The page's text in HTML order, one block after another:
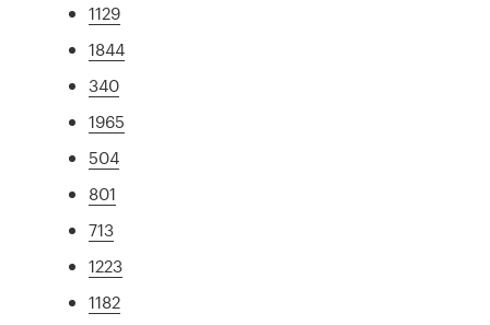
1129
1844
340
1965
504
801
713
1223
1182